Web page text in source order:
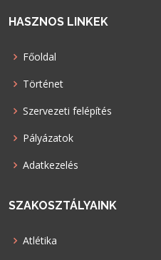
HASZNOS LINKEK
Főoldal
Történet
Szervezeti felépítés
Pályázatok
Adatkezelés
SZAKOSZTÁLYAINK
Atlétika